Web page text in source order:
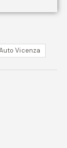
Vicenza